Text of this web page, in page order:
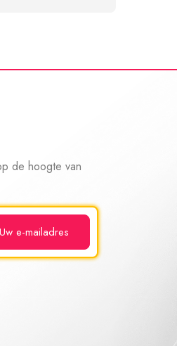
de hoogte van